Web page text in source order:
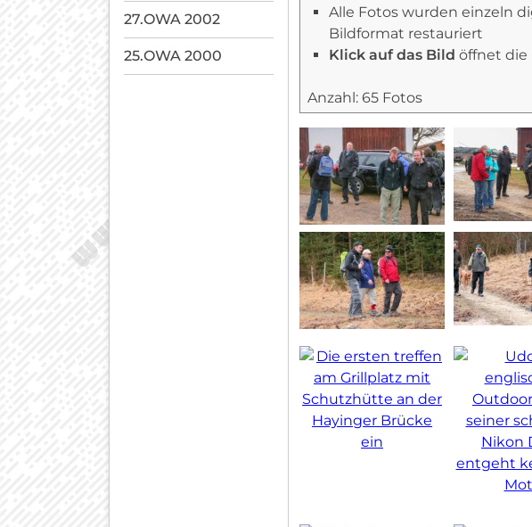
Alle Fotos wurden einzeln
Bildformat restauriert
Klick auf das Bild öffnet die
Anzahl: 65 Fotos
27.OWA 2002
25.OWA 2000